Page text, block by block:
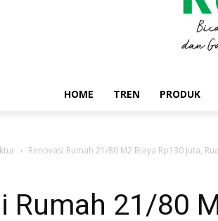
HOME TREN PRODUK
Renovasi Rumah 21/80 M2 Biaya Rp130 Juta,
Rumah 21/80